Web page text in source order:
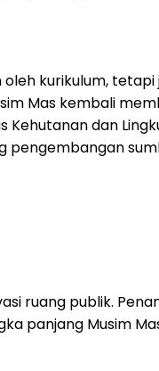
kurikulum,
Mas kembali
dan
pengembangan
ruang publik.
panjang Musim